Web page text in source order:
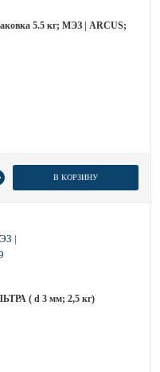
5.5 кг; МЭЗ | ARCUS;
В КОРЗИНУ
( d 3 мм; 2,5 кг)